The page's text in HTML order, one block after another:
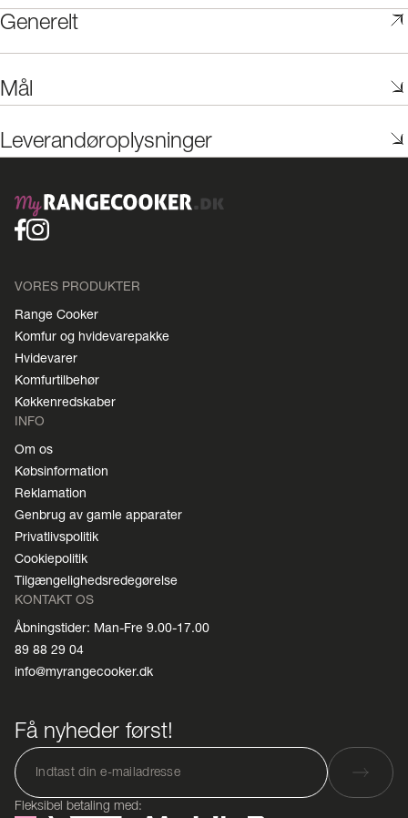
Generelt
Mål
Leverandøroplysninger
VORES PRODUKTER
Range Cooker
Komfur og hvidevarepakke
Hvidevarer
Komfurtilbehør
Køkkenredskaber
INFO
Om os
Købsinformation
Reklamation
Genbrug av gamle apparater
Privatlivspolitik
Cookiepolitik
Tilgængelighedsredegørelse
KONTAKT OS
Åbningstider: Man-Fre 9.00-17.00
89 88 29 04
info@myrangecooker.dk
Få nyheder først!
Fleksibel betaling med: